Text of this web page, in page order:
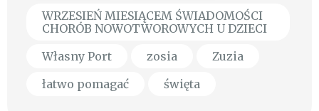
WRZESIEŃ MIESIĄCEM ŚWIADOMOŚCI
CHORÓB NOWOTWOROWYCH U DZIECI
Własny Port
zosia
Zuzia
łatwo pomagać
święta